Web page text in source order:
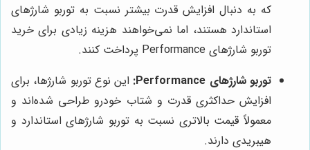
که به دنبال افزایش قدرت بیشتر نسبت به توربو شارژهای
استاندارد هستند، اما نمی‌خواهند هزینه زیادی برای خرید
توربو شارژهای Performance پرداخت کنند.
توربو شارژهای Performance:
این نوع توربو شارژها، برای
افزایش حداکثری قدرت و شتاب خودرو طراحی شده‌اند و
معمولاً قیمت بالاتری نسبت به توربو شارژهای استاندارد و
هیبریدی دارند.